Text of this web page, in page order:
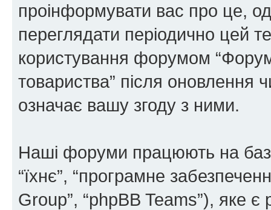
проінформувати вас про це,
переглядати періодично цей
користування форумом
товариства” після оновлення
означає вашу згоду з ними.
Наші форуми працюють на
“їхнє”, “програмне
Group”, “phpBB Teams”), яке